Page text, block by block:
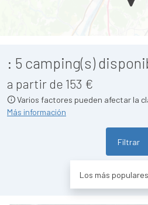
: 5 camping(s)
a partir de 153 €
Varios factores pueden afectar la
Más información
Filtrar